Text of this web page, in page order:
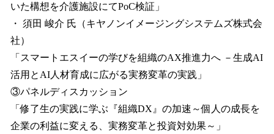
いた構想を介護施設にてPoC検証」
・ 須田 峻介 氏（キヤノンイメージングシステムズ株式会
社）
「スマートエスイーの学びを組織のAX推進力へ －生成AI
活用とAI人材育成に広がる実務変革の実践」
③パネルディスカッション
「修了生の実践に学ぶ『組織DX』の加速～個人の成長を
企業の利益に変える、実務変革と投資対効果～」